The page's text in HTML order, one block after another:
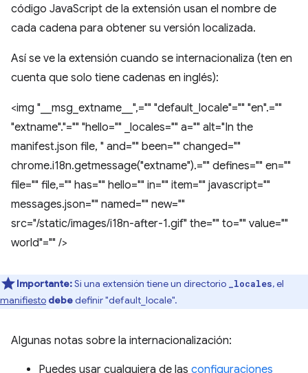
código JavaScript de la extensión usan el nombre de
cada cadena para obtener su versión localizada.
Así se ve la extensión cuando se internacionaliza (ten en
cuenta que solo tiene cadenas en inglés):
<img "__msg_extname__",="" "default_locale"="" "en".=""
"extname"."="" "hello="" _locales="" a="" alt="In the
manifest.json file, " and="" been="" changed=""
chrome.i18n.getmessage("extname").="" defines="" en=""
file="" file,="" has="" hello="" in="" item="" javascript=""
messages.json="" named="" new=""
src="/static/images/i18n-after-1.gif" the="" to="" value=""
world"="" />
Importante:Si una extensión tiene un directorio _locales, el
manifiesto debedefinir "default_locale".
Algunas notas sobre la internacionalización:
Puedes usar cualquiera de las configuraciones